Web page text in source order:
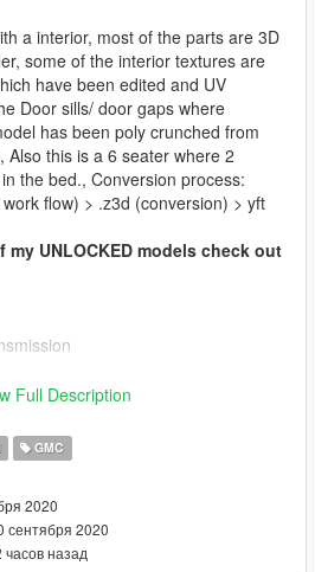
a interior, most of the parts are 3D
some of the interior textures are
have been edited and UV
Door sills/ door gaps where
has been poly crunched from
Also this is a 6 seater where 2
the bed., Conversion process:
flow) > .z3d (conversion) > yft
UNLOCKED models check out
issues when standing on the bed.
part,
Full Description
GMC
2020
сентября 2020
часов назад